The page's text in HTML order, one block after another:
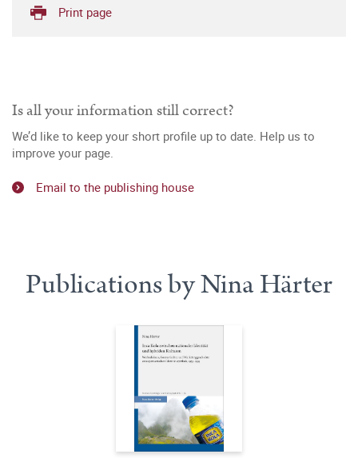
Print page
Is all your information still correct?
We’d like to keep your short profile up to date. Help us to
improve your page.
Email to the publishing house
Publications by Nina Härter